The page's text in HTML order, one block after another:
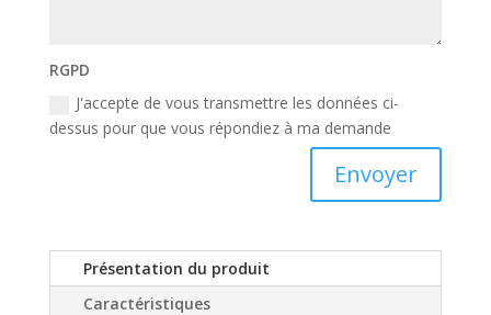
RGPD
J'accepte de vous transmettre les données ci-
dessus pour que vous répondiez à ma demande
Envoyer
Présentation du produit
Caractéristiques